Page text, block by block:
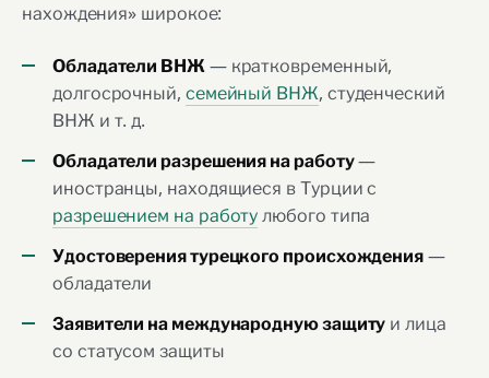
нахождения» широкое:
Обладатели ВНЖ— кратковременный,
долгосрочный, семейный ВНЖ, студенческий
ВНЖ и т. д.
Обладатели разрешения на работу—
иностранцы, находящиеся в Турции с
разрешением на работулюбого типа
Удостоверения турецкого происхождения —
обладатели
Заявители на международную защиту и лица
со статусом защиты